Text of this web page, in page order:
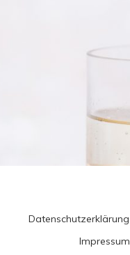
Datenschutzerklärung
Impressum